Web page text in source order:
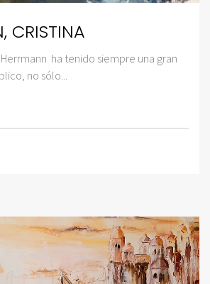
CRISTINA
ha tenido siempre una gran
no sólo...